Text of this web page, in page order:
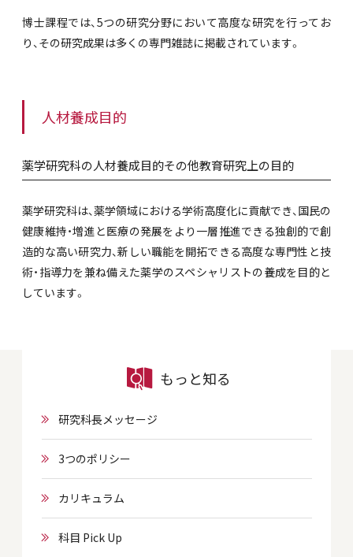
博士課程では、5つの研究分野において高度な研究を行ってお
り、その研究成果は多くの専門雑誌に掲載されています。
人材養成目的
薬学研究科の人材養成目的その他教育研究上の目的
薬学研究科は、薬学領域における学術高度化に貢献でき、国民の
健康維持・増進と医療の発展をより一層推進できる独創的で創
造的な高い研究力、新しい職能を開拓できる高度な専門性と技
術・指導力を兼ね備えた薬学のスペシャリストの養成を目的と
しています。
もっと知る
研究科長メッセージ
3つのポリシー
カリキュラム
科目 Pick Up